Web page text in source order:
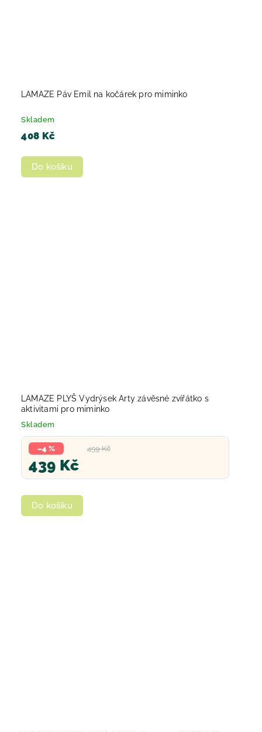
LAMAZE Páv Emil na kočárek pro miminko
Skladem
408 Kč
Do košíku
LAMAZE PLYŠ Vydrýsek Arty závěsné zvířátko s
aktivitami pro miminko
Skladem
459 Kč
–4 %
439 Kč
Do košíku